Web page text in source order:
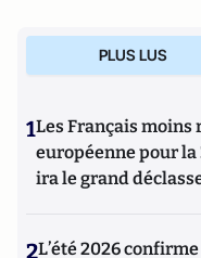
PLUS LUS
1Les Français moins
européenne pour la
ira le grand
2L’été 2026